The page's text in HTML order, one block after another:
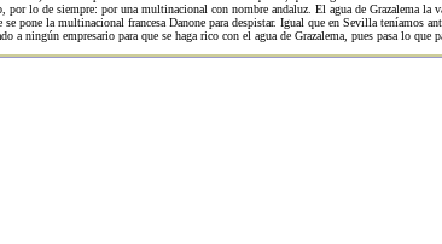
por lo de siempre: por una multinacional con nombre andaluz. El agua de Grazalema la
pone la multinacional francesa Danone para despistar. Igual que en Sevilla teníamos
a ningún empresario para que se haga rico con el agua de Grazalema, pues pasa lo que